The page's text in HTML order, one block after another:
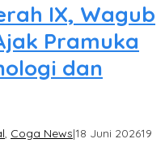
IX, Wagub
Pramuka
dan
, Coga News|18 Juni 202619